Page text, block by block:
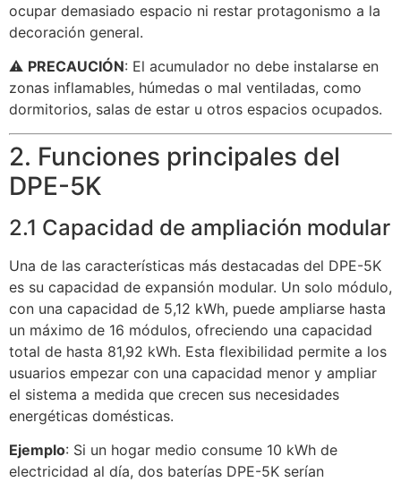
ocupar demasiado espacio ni restar protagonismo a la
decoración general.
⚠️ PRECAUCIÓN: El acumulador no debe instalarse en
zonas inflamables, húmedas o mal ventiladas, como
dormitorios, salas de estar u otros espacios ocupados.
2. Funciones principales del
DPE-5K
2.1 Capacidad de ampliación modular
Una de las características más destacadas del DPE-5K
es su capacidad de expansión modular. Un solo módulo,
con una capacidad de 5,12 kWh, puede ampliarse hasta
un máximo de 16 módulos, ofreciendo una capacidad
total de hasta 81,92 kWh. Esta flexibilidad permite a los
usuarios empezar con una capacidad menor y ampliar
el sistema a medida que crecen sus necesidades
energéticas domésticas.
Ejemplo: Si un hogar medio consume 10 kWh de
electricidad al día, dos baterías DPE-5K serían